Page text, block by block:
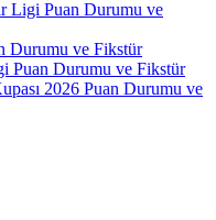
Ligi Puan Durumu ve
Durumu ve Fikstür
Puan Durumu ve Fikstür
2026 Puan Durumu ve